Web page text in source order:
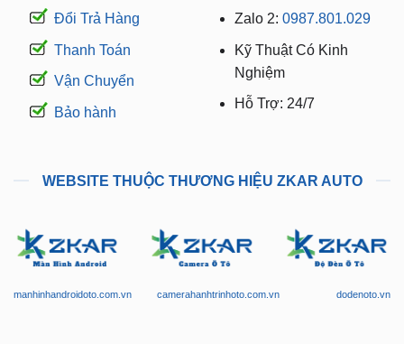
Đổi Trả Hàng
Thanh Toán
Vận Chuyển
Bảo hành
Zalo 2: 0987.801.029
Kỹ Thuật Có Kinh
Nghiệm
Hỗ Trợ: 24/7
WEBSITE THUỘC THƯƠNG HIỆU ZKAR AUTO
manhinhandroidoto.com.vn camerahanhtrinhoto.com.vn dodenoto.vn